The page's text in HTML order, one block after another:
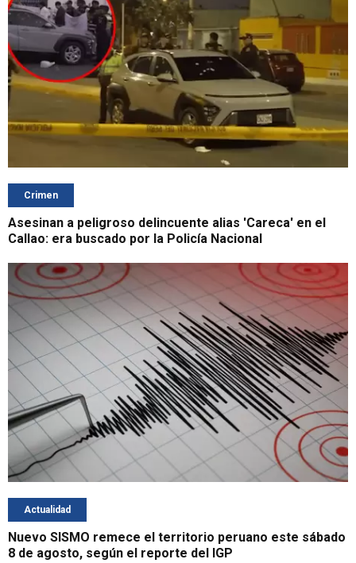
Crimen
Asesinan a peligroso delincuente alias 'Careca' en el
Callao: era buscado por la Policía Nacional
Actualidad
Nuevo SISMO remece el territorio peruano este sábado
8 de agosto, según el reporte del IGP